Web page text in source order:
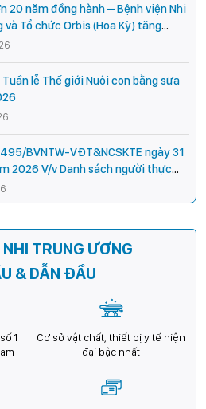
20 năm đồng hành – Bệnh viện Nhi
và Tổ chức Orbis (Hoa Kỳ) tăng
mở rộng cơ hội bảo vệ thị lực
lễ Thế giới Nuôi con bằng sữa
BVNTW-VĐT&NCSKTE ngày 31
2026 V/v Danh sách người thực
thời gian thực hành khám
đối với chức danh Bác sĩ Y
TRUNG ƯƠNG
& DẪN ĐẦU
1
Cơ sở vật chất, thiết bị y tế hiện
đại bậc nhất